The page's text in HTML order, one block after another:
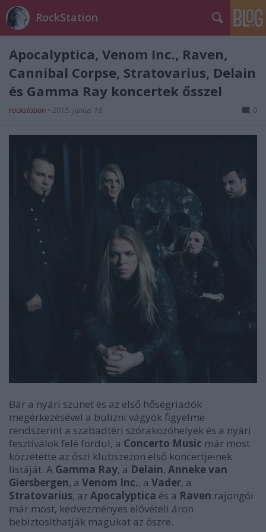
RockStation
Apocalyptica, Venom Inc., Raven,
Cannibal Corpse, Stratovarius, Delain
és Gamma Ray koncertek ősszel
rockstation • 2015. június 18. 0
Bár a nyári szünet és az első hőségriadók
megérkezésével a bulizni vágyók figyelme
rendszerint a szabadtéri szórakozóhelyek és a nyári
fesztiválok felé fordul, a Concerto Music már most
közzétette az őszi klubszezon első koncertjeinek
listáját. A Gamma Ray, a Delain, Anneke van
Giersbergen, a Venom Inc., a Vader, a
Stratovarius, az Apocalyptica és a Raven rajongói
már most, kedvezményes elővételi áron
bebiztosíthatják magukat az őszre.